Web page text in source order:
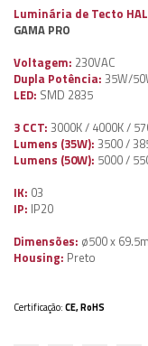
Luminária de Tecto
GAMA PRO
Voltagem: 230VAC
Dupla Potência: 35W/
LED: SMD 2835
3 CCT: 3000K / 4000K /
Lumens (35W): 3500 /
Lumens (50W): 5000 /
IK: 03
IP: IP20
Dimensões: ø500 x
Housing: Preto
Certificação:CE, RoHS